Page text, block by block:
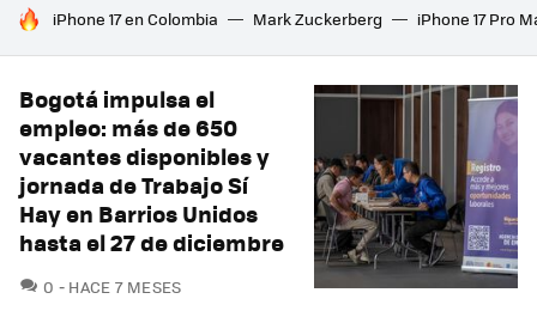
HOY SE HABLA DE
iPhone 17 en Colombia Mark Zuckerberg iPhone 17 Pro
Bogotá impulsa el
empleo: más de 650
vacantes disponibles y
jornada de Trabajo Sí
Hay en Barrios Unidos
hasta el 27 de diciembre
0 COMENTARIOS
HACE 7 MESES